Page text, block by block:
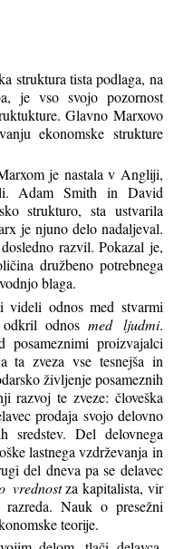
struktura tista podlaga, na
je vso svojo pozornost
Glavno Marxovo
ekonomske strukture
je nastala v Angliji,
Adam Smith in David
strukturo, sta ustvarila
je njuno delo nadaljeval.
razvil. Pokazal je,
družbeno potrebnega
blaga.
videli odnos med stvarmi
odnos med ljudmi.
posameznimi proizvajalci
ta zveza vse tesnejša in
življenje posameznih
razvoj te zveze: človeška
prodaja svojo delovno
sredstev. Del delovnega
lastnega vzdrževanja in
del dneva pa se delavec
vrednostza kapitalista, vir
Nauk o presežni
teorije.